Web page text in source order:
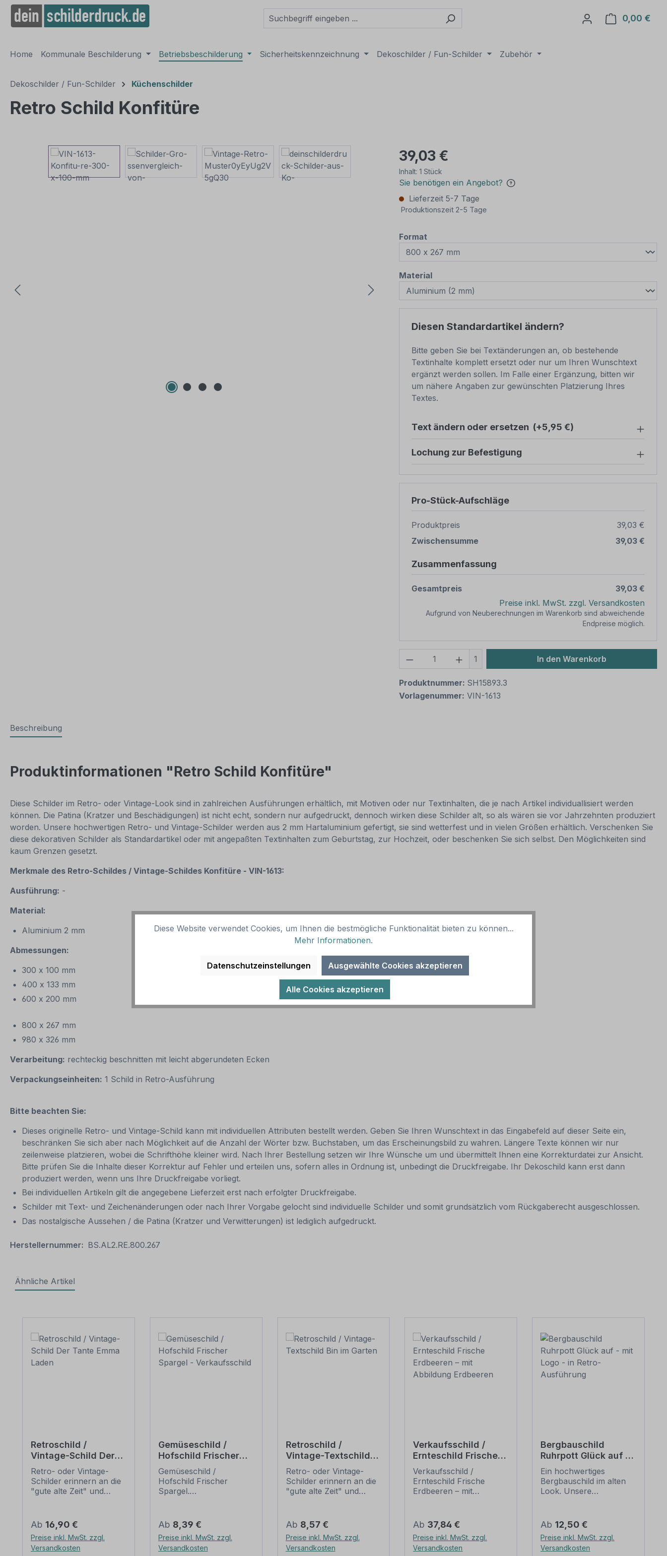
Zur Hauptnavigation springen
0,00 €
Home Kommunale Beschilderung Betriebsbeschilderung Sicherheitskennzeichnung Dekoschilder / Fun-Schilder Zubehör
Dekoschilder / Fun-Schilder Küchenschilder
Retro Schild Konfitüre
Bildergalerie überspringen 39,03 €
Inhalt: 1 Stück
Sie benötigen ein Angebot?
Lieferzeit 5-7 Tage
Produktionszeit 2-5 Tage
Format
Materialauswählen
Diesen Standardartikel ändern?
Bitte geben Sie bei Textänderungen an, ob bestehende
Textinhalte komplett ersetzt oder nur um Ihren Wunschtext
ergänzt werden sollen. Im Falle einer Ergänzung, bitten wir
um nähere Angaben zur gewünschten Platzierung Ihres
Textes.
Text ändern oder ersetzen (+5,95 €)
Lochung zur Befestigung
Pro-Stück-Aufschläge
Produktpreis
39,03 €
Zwischensumme
39,03 €
Zusammenfassung
Gesamtpreis
39,03 €
Preise inkl. MwSt. zzgl. Versandkosten
Aufgrund von Neuberechnungen im Warenkorb sind abweichende
Endpreise möglich.
Produkt Anzahl: Gib den gewünschten Wert
1 In den Warenkorb
Produktnummer: SH15893.3
Vorlagenummer: VIN-1613
Beschreibung
Produktinformationen "Retro Schild Konfitüre"
Diese Schilder im Retro- oder Vintage-Look sind in zahlreichen Ausführungen erhältlich, mit Motiven oder nur Textinhalten, die je nach Artikel individuallisiert werden
können. Die Patina (Kratzer und Beschädigungen) ist nicht echt, sondern nur aufgedruckt, dennoch wirken diese Schilder alt, so als wären sie vor Jahrzehnten produziert
worden. Unsere hochwertigen Retro- und Vintage-Schilder werden aus 2 mm Hartaluminium gefertigt, sie sind wetterfest und in vielen Größen erhältlich. Verschenken Sie
diese dekorativen Schilder als Standardartikel oder mit angepaßten Textinhalten zum Geburtstag, zur Hochzeit, oder beschenken Sie sich selbst. Den Möglichkeiten sind
kaum Grenzen gesetzt.
Merkmale des Retro-Schildes / Vintage-Schildes Konfitüre - VIN-1613:
Ausführung: -
Material:
Aluminium 2 mm
Abmessungen:
300 x 100 mm
400 x 133 mm
600 x 200 mm
800 x 267 mm
980 x 326 mm
Verarbeitung: rechteckig beschnitten mit leicht abgerundeten Ecken
Verpackungseinheiten: 1 Schild in Retro-Ausführung
Bitte beachten Sie:
Dieses originelle Retro- und Vintage-Schild kann mit individuellen Attributen bestellt werden. Geben Sie Ihren Wunschtext in das Eingabefeld auf dieser Seite ein,
beschränken Sie sich aber nach Möglichkeit auf die Anzahl der Wörter bzw. Buchstaben, um das Erscheinungsbild zu wahren. Längere Texte können wir nur
zeilenweise platzieren, wobei die Schrifthöhe kleiner wird. Nach Ihrer Bestellung setzen wir Ihre Wünsche um und übermittelt Ihnen eine Korrekturdatei zur Ansicht.
Bitte prüfen Sie die Inhalte dieser Korrektur auf Fehler und erteilen uns, sofern alles in Ordnung ist, unbedingt die Druckfreigabe. Ihr Dekoschild kann erst dann
produziert werden, wenn uns Ihre Druckfreigabe vorliegt.
Bei individuellen Artikeln gilt die angegebene Lieferzeit erst nach erfolgter Druckfreigabe.
Schilder mit Text- und Zeichenänderungen oder nach Ihrer Vorgabe gelocht sind individuelle Schilder und somit grundsätzlich vom Rückgaberecht ausgeschlossen.
Das nostalgische Aussehen / die Patina (Kratzer und Verwitterungen) ist lediglich aufgedruckt.
Herstellernummer: BS.AL2.RE.800.267
Ähnliche Artikel
Retroschild /
Vintage-Schild Der
Tante Emma Laden
Retro- oder Vintage-
Schilder erinnern an die
"gute alte Zeit" und
großer Beliebheit. Sind
diese Schilder im Original
nur schwer und häufig
nur zu horrenden Preise
Regulärer Preis:
Ab 16,90 €
Preise inkl. MwSt. zzgl.
Versandkosten
Gemüseschild /
Hofschild Frischer
Spargel -
Verkaufsschild
Gemüseschild /
Hofschild Frischer
Spargel.
Ihren Hof, den
Verkaufsstand oder
Ihren Hofladen. Wir
führen zahlreiche Obst-
Regulärer Preis:
Ab 8,39 €
Preise inkl. MwSt. zzgl.
Versandkosten
Retroschild /
Vintage-Textschild
Bin im Garten
Retro- oder Vintage-
Schilder erinnern an die
"gute alte Zeit" und
großer Beliebheit. Sind
diese Schilder im Original
nur schwer und häufig
nur zu horrenden Preise
Regulärer Preis:
Ab 8,57 €
Preise inkl. MwSt. zzgl.
Versandkosten
Verkaufsschild /
Ernteschild Frische
Erdbeeren – mit
Abbildung Erdbeeren
Verkaufsschild /
Ernteschild Frische
Erdbeeren – mit
Hinweisschild für den
Verkauf von Erdbeeren
an Verkaufsständen, im
Obstladen oder auf dem
Regulärer Preis:
Ab 37,84 €
Preise inkl. MwSt. zzgl.
Versandkosten
Bergbauschild
Ruhrpott Glück auf -
mit Logo - in Retro-
Ausführung
Ein hochwertiges
Bergbauschild im alten
Look. Unsere
nachempfunden, die
zum Teil aus Holz
bestanden, mit
handgemalten Inhalten.
Regulärer Preis:
Ab 12,50 €
Preise inkl. MwSt. zzgl.
Versandkosten
Diese Website verwendet Cookies, um Ihnen die bestmögliche Funktionalität bieten zu können...
Mehr Informationen.
Datenschutzeinstellungen Ausgewählte Cookies akzeptieren
Alle Cookies akzeptieren